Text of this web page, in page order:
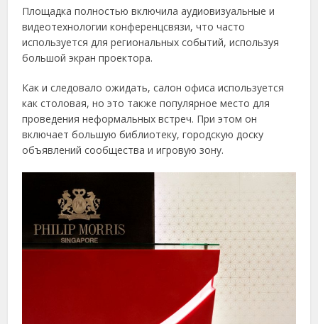
Площадка полностью включила аудиовизуальные и
видеотехнологии конференцсвязи, что часто
используется для региональных событий, используя
большой экран проектора.
Как и следовало ожидать, салон офиса используется
как столовая, но это также популярное место для
проведения неформальных встреч. При этом он
включает большую библиотеку, городскую доску
объявлений сообщества и игровую зону.